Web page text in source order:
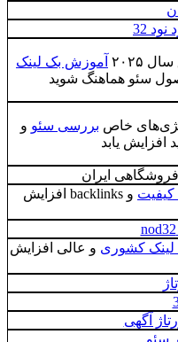
32
۲۰۲۵
آموزش بک لینک
سئو هماهنگ شوید
خاص بررسی سئو و
افزایش یابد
فروشگاهی ایران
کیفیت
و backlinks افزایش
لینک کشوری و عالی افزایش
آگهی
سئو